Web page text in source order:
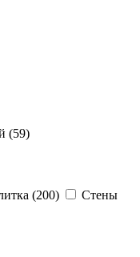
(59)
(200)
Стены